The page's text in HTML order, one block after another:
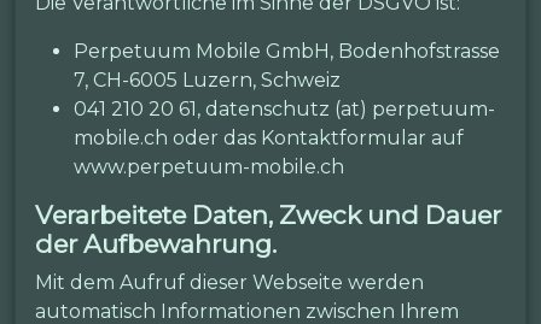
Perpetuum Mobile GmbH, Bodenhofstrasse
7, CH-6005 Luzern, Schweiz
041 210 20 61, datenschutz (at) perpetuum-
mobile.ch oder das Kontaktformular auf
www.perpetuum-mobile.ch
Verarbeitete Daten, Zweck und Dauer
der Aufbewahrung.
Mit dem Aufruf dieser Webseite werden
automatisch Informationen zwischen Ihrem